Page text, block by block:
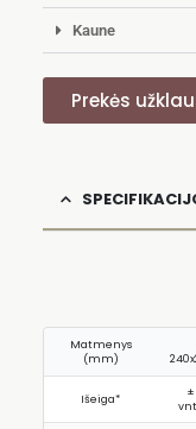
Kaune
Prekės
Matmenys
(mm)
Išeiga*
±